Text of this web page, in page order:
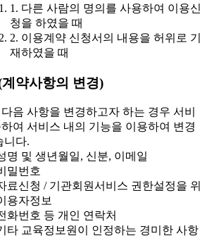
1. 다른 사람의 명의를 사용하여 이용신
청을 하였을 때
2. 이용계약 신청서의 내용을 허위로 기
재하였을 때
약사항의 변경)
음 사항을 변경하고자 하는 경우 서비
여 서비스 내의 기능을 이용하여 변경
니다.
명 및 생년월일, 신분, 이메일
밀번호
료신청 / 기관회원서비스 권한설정을 위
용자정보
화번호 등 개인 연락처
타 교육정보원이 인정하는 경미한 사항